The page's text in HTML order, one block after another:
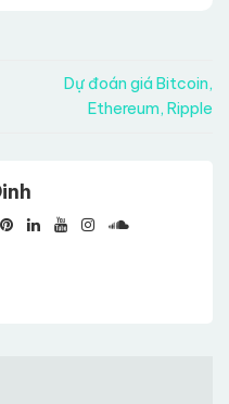
Dự đoán giá Bitcoin,
Ethereum, Ripple